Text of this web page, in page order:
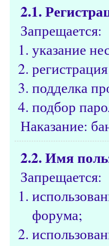
2.1.
Запрещается:
указание
подделка
подбор
Наказание:
2.2. Имя
Запрещается:
форума;